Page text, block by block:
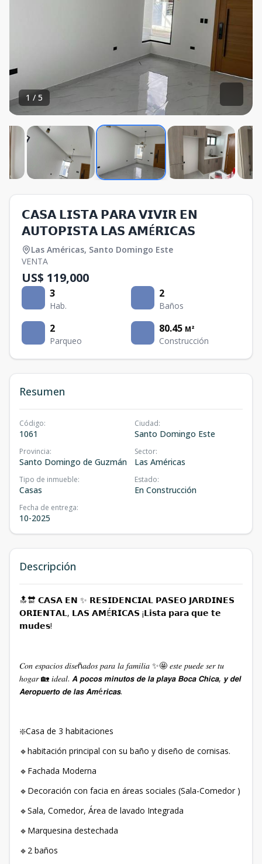
1 / 5
𝗖𝗔𝗦𝗔 𝗟𝗜𝗦𝗧𝗔 𝗣𝗔𝗥𝗔 𝗩𝗜𝗩𝗜𝗥 𝗘𝗡
𝗔𝗨𝗧𝗢𝗣𝗜𝗦𝗧𝗔 𝗟𝗔𝗦 𝗔𝗠É𝗥𝗜𝗖𝗔𝗦
Las Américas, Santo Domingo Este
VENTA
US$ 119,000
3
Hab.
2
Baños
2
Parqueo
80.45 M²
Construcción
Resumen
Código:
1061
Ciudad:
Santo Domingo Este
Provincia:
Santo Domingo de Guzmán
Sector:
Las Américas
Tipo de inmueble:
Casas
Estado:
En Construcción
Fecha de entrega:
10-2025
Descripción
🔝🔛 𝗖𝗔𝗦𝗔 𝗘𝗡 ✨ 𝗥𝗘𝗦𝗜𝗗𝗘𝗡𝗖𝗜𝗔𝗟 𝗣𝗔𝗦𝗘𝗢 𝗝𝗔𝗥𝗗𝗜𝗡𝗘𝗦
𝗢𝗥𝗜𝗘𝗡𝗧𝗔𝗟, 𝗟𝗔𝗦 𝗔𝗠É𝗥𝗜𝗖𝗔𝗦 ⁣¡𝗟𝗶𝘀𝘁𝗮 𝗽𝗮𝗿𝗮 𝗾𝘂𝗲 𝘁𝗲
𝗺𝘂𝗱𝗲𝘀!
𝐶𝑜𝑛 𝑒𝑠𝑝𝑎𝑐𝑖𝑜𝑠 𝑑𝑖𝑠𝑒ñ𝑎𝑑𝑜𝑠 𝑝𝑎𝑟𝑎 𝑙𝑎 𝑓𝑎𝑚𝑖𝑙𝑖𝑎 ✨🤩 𝑒𝑠𝑡𝑒 𝑝𝑢𝑒𝑑𝑒 𝑠𝑒𝑟 𝑡𝑢
ℎ𝑜𝑔𝑎𝑟 🏡 𝑖𝑑𝑒𝑎𝑙. 𝘼 𝙥𝙤𝙘𝙤𝙨 𝙢𝙞𝙣𝙪𝙩𝙤𝙨 𝙙𝙚 𝙡𝙖 𝙥𝙡𝙖𝙮𝙖 𝘽𝙤𝙘𝙖 𝘾𝙝𝙞𝙘𝙖, 𝙮 𝙙𝙚𝙡
𝘼𝙚𝙧𝙤𝙥𝙪𝙚𝙧𝙩𝙤 𝙙𝙚 𝙡𝙖𝙨 𝘼𝙢é𝙧𝙞𝙘𝙖𝙨.
❇️Casa de 3 habitaciones⁣
🔹habitación principal con su baño y diseño de cornisas. ⁣
🔹Fachada Moderna⁣
🔹Decoración con facia en áreas sociales (Sala-Comedor )⁣
🔹Sala, Comedor, Área de lavado Integrada⁣
🔹Marquesina destechada ⁣
🔹2 baños ⁣